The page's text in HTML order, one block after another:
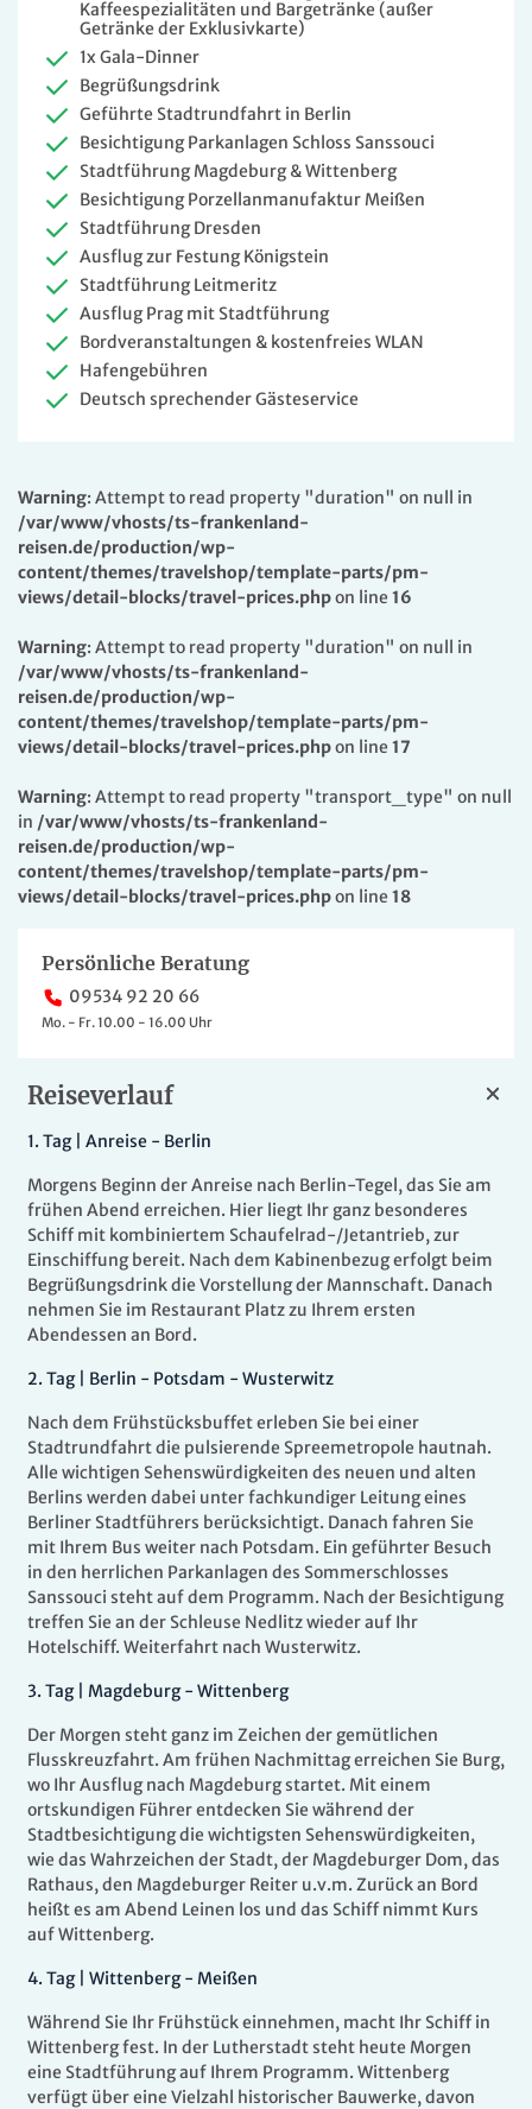
Reiseverlauf
1. Tag | Anreise - Berlin
Morgens Beginn der Anreise nach Berlin-Tegel, das Sie am
frühen Abend erreichen. Hier liegt Ihr ganz besonderes
Schiff mit kombiniertem Schaufelrad-/Jetantrieb, zur
Einschiffung bereit. Nach dem Kabinenbezug erfolgt beim
Begrüßungsdrink die Vorstellung der Mannschaft. Danach
nehmen Sie im Restaurant Platz zu Ihrem ersten
Abendessen an Bord.
2. Tag | Berlin - Potsdam - Wusterwitz
Nach dem Frühstücksbuffet erleben Sie bei einer
Stadtrundfahrt die pulsierende Spreemetropole hautnah.
Alle wichtigen Sehenswürdigkeiten des neuen und alten
Berlins werden dabei unter fachkundiger Leitung eines
Berliner Stadtführers berücksichtigt. Danach fahren Sie
mit Ihrem Bus weiter nach Potsdam. Ein geführter Besuch
in den herrlichen Parkanlagen des Sommerschlosses
Sanssouci steht auf dem Programm. Nach der Besichtigung
treffen Sie an der Schleuse Nedlitz wieder auf Ihr
Hotelschiff. Weiterfahrt nach Wusterwitz.
3. Tag | Magdeburg - Wittenberg
Der Morgen steht ganz im Zeichen der gemütlichen
Flusskreuzfahrt. Am frühen Nachmittag erreichen Sie Burg,
wo Ihr Ausflug nach Magdeburg startet. Mit einem
ortskundigen Führer entdecken Sie während der
Stadtbesichtigung die wichtigsten Sehenswürdigkeiten,
wie das Wahrzeichen der Stadt, der Magdeburger Dom, das
Rathaus, den Magdeburger Reiter u.v.m. Zurück an Bord
heißt es am Abend Leinen los und das Schiff nimmt Kurs
auf Wittenberg.
4. Tag | Wittenberg - Meißen
Während Sie Ihr Frühstück einnehmen, macht Ihr Schiff in
Wittenberg fest. In der Lutherstadt steht heute Morgen
eine Stadtführung auf Ihrem Programm. Wittenberg
verfügt über eine Vielzahl historischer Bauwerke, davon
Kaffeespezialitäten und Bargetränke (außer
Getränke der Exklusivkarte)
1x Gala-Dinner
Begrüßungsdrink
Geführte Stadtrundfahrt in Berlin
Besichtigung Parkanlagen Schloss Sanssouci
Stadtführung Magdeburg & Wittenberg
Besichtigung Porzellanmanufaktur Meißen
Stadtführung Dresden
Ausflug zur Festung Königstein
Stadtführung Leitmeritz
Ausflug Prag mit Stadtführung
Bordveranstaltungen & kostenfreies WLAN
Hafengebühren
Deutsch sprechender Gästeservice
Warning: Attempt to read property "duration" on null in
/var/www/vhosts/ts-frankenland-
reisen.de/production/wp-
content/themes/travelshop/template-parts/pm-
views/detail-blocks/travel-prices.phpon line 16
Warning: Attempt to read property "duration" on null in
/var/www/vhosts/ts-frankenland-
reisen.de/production/wp-
content/themes/travelshop/template-parts/pm-
views/detail-blocks/travel-prices.phpon line 17
Warning: Attempt to read property "transport_type" on null
in /var/www/vhosts/ts-frankenland-
reisen.de/production/wp-
content/themes/travelshop/template-parts/pm-
views/detail-blocks/travel-prices.phpon line 18
Persönliche Beratung
09534 92 20 66
Mo. - Fr. 10.00 - 16.00 Uhr